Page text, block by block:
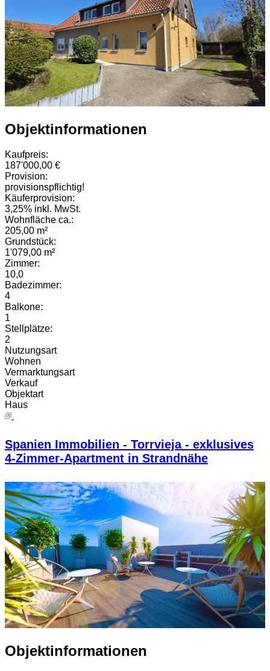
Objektinformationen
Kaufpreis:
187'000,00 €
Provision:
provisionspflichtig!
Käuferprovision:
3,25% inkl. MwSt.
Wohnfläche ca.:
205,00 m²
Grundstück:
1'079,00 m²
Zimmer:
10,0
Badezimmer:
4
Balkone:
1
Stellplätze:
2
Nutzungsart
Wohnen
Vermarktungsart
Verkauf
Objektart
Haus
Spanien Immobilien - Torrvieja - exklusives
4-Zimmer-Apartment in Strandnähe
Objektinformationen